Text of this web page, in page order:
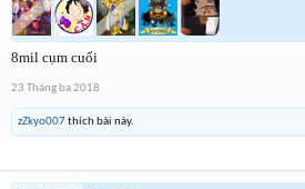
8mil cụm cuối
23 Tháng ba 2018
zZkyo007thích bài này.